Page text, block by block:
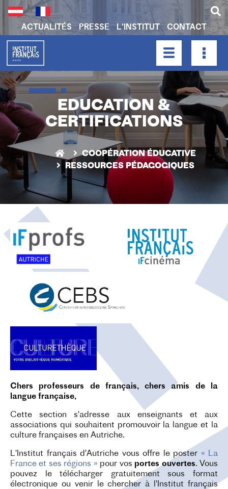
Aller
au
contenu
principal
H
A
D
E
R
N
A
I
G
O
ACTUALITÉS PRESSE L'INSTITUT CONTACT
EDUCATION &
CERTIFICATIONS
COOPÉRATION ÉDUCATIVE
RESSOURCES PÉDAGOGIQUES
Chers professeurs de français, chers amis de la
langue française,
Cette section s'adresse aux enseignants et aux
associations qui souhaitent promouvoir la langue et la
culture françaises en Autriche.
L'Institut français d'Autriche vous offre le poster « La
France et ses régions » pour vos portes ouvertes. Vous
pouvez le télécharger gratuitement sous format
électronique ou venir le chercher à l'Institut français